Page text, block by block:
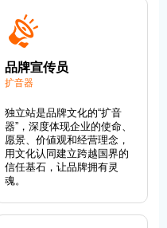
品牌宣传员
扩音器
独立站是品牌文化的“扩音
器”，深度体现企业的使命、
愿景、价値观和经营理念，
用文化认同建立跨越国界的
信任基石，让品牌拥有灵
魂。